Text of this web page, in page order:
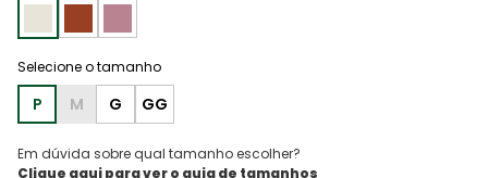
P M G GG
Em dúvida sobre qual tamanho escolher?